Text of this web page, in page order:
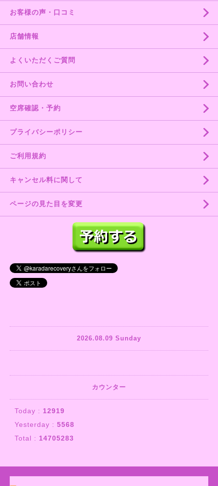
お客様の声・口コミ
店舗情報
よくいただくご質問
お問い合わせ
空席確認・予約
プライバシーポリシー
ご利用規約
キャンセル料に関して
ページの見た目を変更
2026.08.09 Sunday
カウンター
Today : 12919
Yesterday : 5568
Total : 14705283